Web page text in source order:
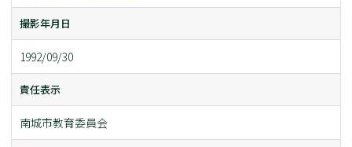
撮影年月日
1992/09/30
責任表示
南城市教育委員会